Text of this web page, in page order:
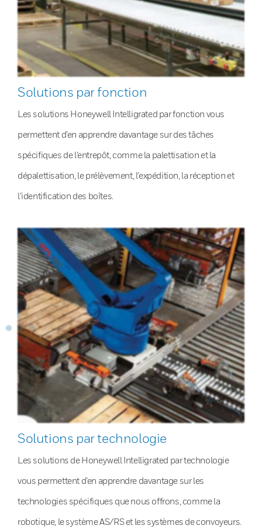
Solutions par fonction
Les solutions Honeywell Intelligrated par fonction vous
permettent d’en apprendre davantage sur des tâches
spécifiques de l’entrepôt, comme la palettisation et la
dépalettisation, le prélèvement, l’expédition, la réception et
l’identification des boîtes.
Solutions par technologie
Les solutions de Honeywell Intelligrated par technologie
vous permettent d’en apprendre davantage sur les
technologies spécifiques que nous offrons, comme la
robotique, le système AS/RS et les systèmes de convoyeurs.